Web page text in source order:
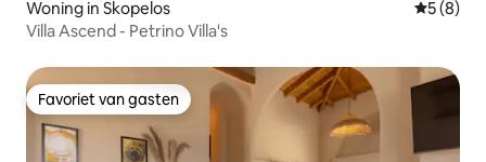
Woning in Skopelos
5 (8)
Villa Ascend - Petrino Villa's
Favoriet van gasten
Favoriet van gasten